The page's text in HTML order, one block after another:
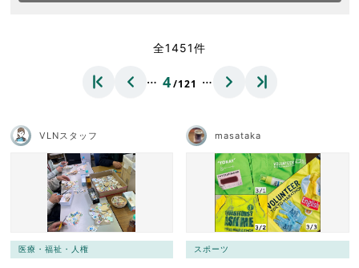
全1451件
… 4/121 …
VLNスタッフ
医療・福祉・人権
masataka
スポーツ